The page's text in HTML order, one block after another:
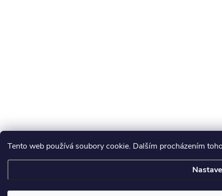
Tento web používá soubory cookie. Dalším procházením